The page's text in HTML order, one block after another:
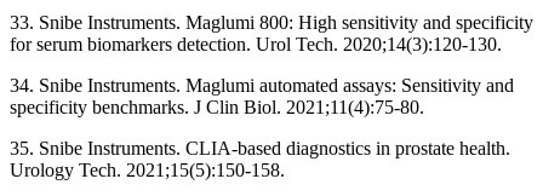
33. Snibe Instruments. Maglumi 800: High sensitivity and specificity
for serum biomarkers detection. Urol Tech. 2020;14(3):120-130.
34. Snibe Instruments. Maglumi automated assays: Sensitivity and
specificity benchmarks. J Clin Biol. 2021;11(4):75-80.
35. Snibe Instruments. CLIA-based diagnostics in prostate health.
Urology Tech. 2021;15(5):150-158.